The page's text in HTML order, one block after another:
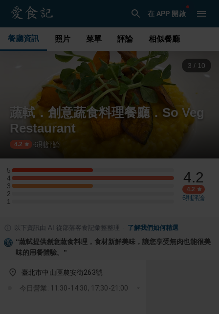
在 APP 開啟
餐廳資訊 照片 菜單 評論 相似餐廳
4 / 10
蔬軾．創意蔬食料理餐廳．So Veg
Restaurant
4.2 6則評論
5
5 星：1 則評論
4
4 星：2 則評論
3
3 星：1 則評論
2
2 星：0 則評論
1
1 星：0 則評論
4.2
4.2
6則評論
以下資訊由 AI 從部落客食記彙整整理 了解我們如何精選
“蔬軾提供創意蔬食料理，食材新鮮美味，讓您享受無肉也能很美
味的用餐體驗。 ”
臺北市中山區農安街263號
今日營業: 11:30-14:30, 17:30-21:00